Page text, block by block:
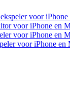
voor iPhone
voor iPhone en
voor iPhone en
voor iPhone en